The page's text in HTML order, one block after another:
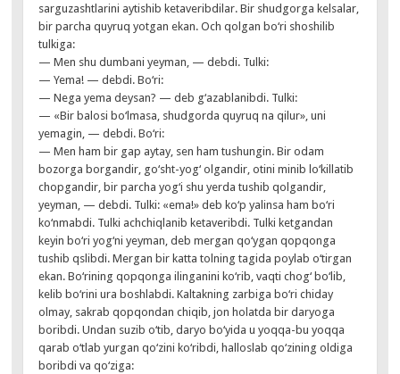
sarguzashtlarini aytishib ketaveribdilar. Bir shudgorga kelsalar,
bir parcha quyruq yotgan ekan. Och qolgan bo‘ri shoshilib
tulkiga:
— Men shu dumbani yeyman, — debdi. Tulki:
— Yema! — debdi. Bo‘ri:
— Nega yema deysan? — deb g‘azablanibdi. Tulki:
— «Bir balosi bo‘lmasa, shudgorda quyruq na qilur», uni
yemagin, — debdi. Bo‘ri:
— Men ham bir gap aytay, sen ham tushungin. Bir odam
bozorga borgandir, go‘sht-yog‘ olgandir, otini minib lo‘killatib
chopgandir, bir parcha yog‘i shu yerda tushib qolgandir,
yeyman, — debdi. Tulki: «ema!» deb ko‘p yalinsa ham bo‘ri
ko‘nmabdi. Tulki achchiqlanib ketaveribdi. Tulki ketgandan
keyin bo‘ri yog‘ni yeyman, deb mergan qo‘ygan qopqonga
tushib qslibdi. Mergan bir katta tolning tagida poylab o‘tirgan
ekan. Bo‘rining qopqonga ilinganini ko‘rib, vaqti chog‘ bo‘lib,
kelib bo‘rini ura boshlabdi. Kaltakning zarbiga bo‘ri chiday
olmay, sakrab qopqondan chiqib, jon holatda bir daryoga
boribdi. Undan suzib o‘tib, daryo bo‘yida u yoqqa-bu yoqqa
qarab o‘tlab yurgan qo‘zini ko‘ribdi, halloslab qo‘zining oldiga
boribdi va qo‘ziga: